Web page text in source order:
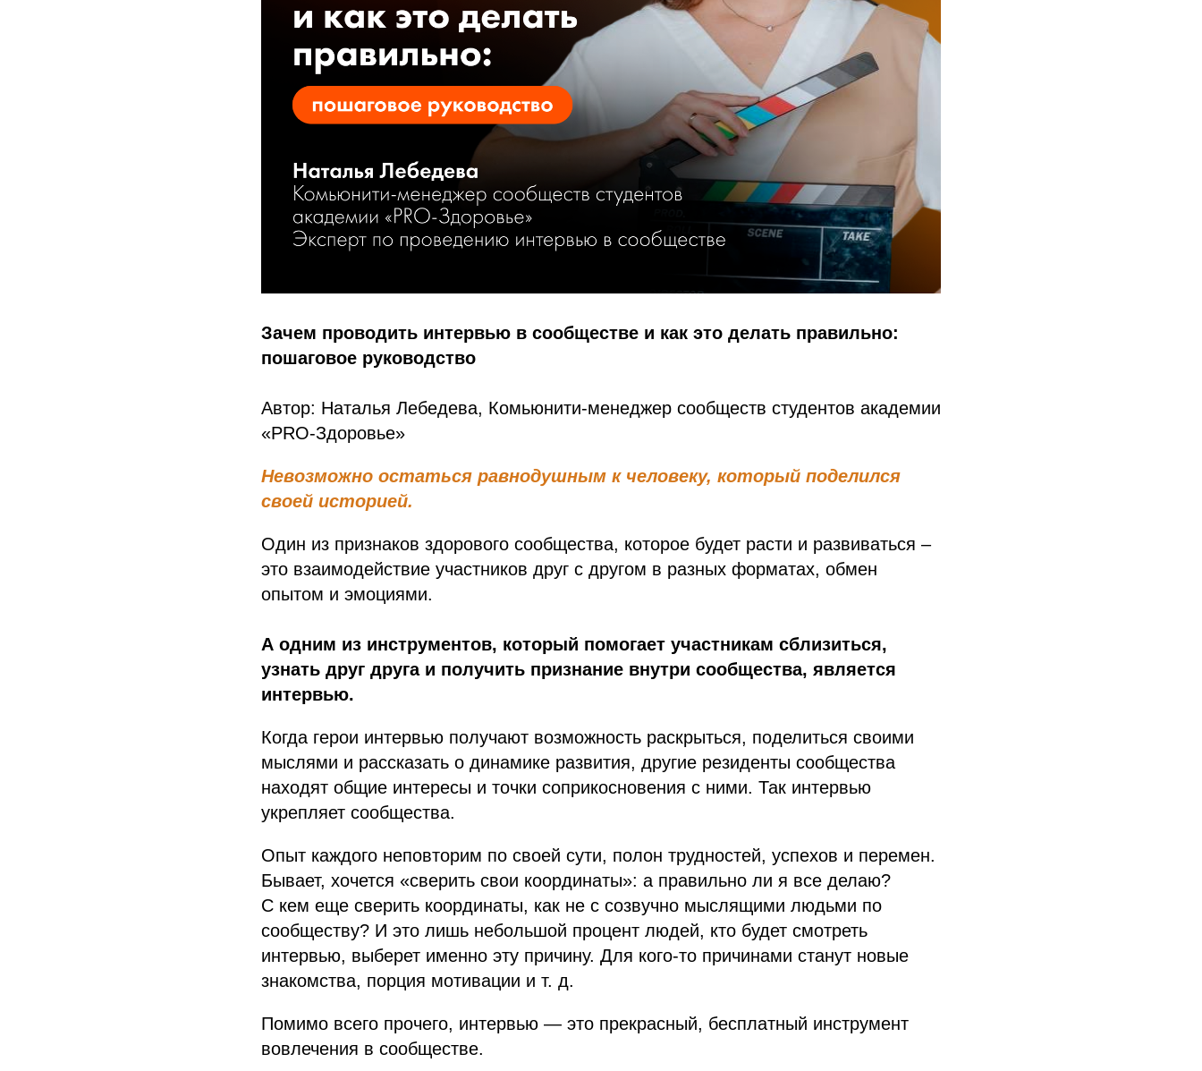
Зачем проводить интервью в сообществе и как это делать правильно:
пошаговое руководство
Автор: Наталья Лебедева, Комьюнити-менеджер сообществ студентов академии
«PRO-Здоровье»
Невозможно остаться равнодушным к человеку, который поделился
своей историей.
Один из признаков здорового сообщества, которое будет расти и развиваться –
это взаимодействие участников друг с другом в разных форматах, обмен
опытом и эмоциями.
А одним из инструментов, который помогает участникам сблизиться,
узнать друг друга и получить признание внутри сообщества, является
интервью.
Когда герои интервью получают возможность раскрыться, поделиться своими
мыслями и рассказать о динамике развития, другие резиденты сообщества
находят общие интересы и точки соприкосновения с ними. Так интервью
укрепляет сообщества.
Опыт каждого неповторим по своей сути, полон трудностей, успехов и перемен.
Бывает, хочется «сверить свои координаты»: а правильно ли я все делаю?
С кем еще сверить координаты, как не с созвучно мыслящими людьми по
сообществу? И это лишь небольшой процент людей, кто будет смотреть
интервью, выберет именно эту причину. Для кого-то причинами станут новые
знакомства, порция мотивации и т. д.
Помимо всего прочего, интервью — это прекрасный, бесплатный инструмент
вовлечения в сообществе.